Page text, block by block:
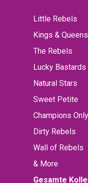
Little Rebels
Kings & Queens
The Rebels
Lucky Bastards
Natural Stars
Sweet Petite
Champions Only
Dirty Rebels
Wall of Rebels
& More
Gesamte